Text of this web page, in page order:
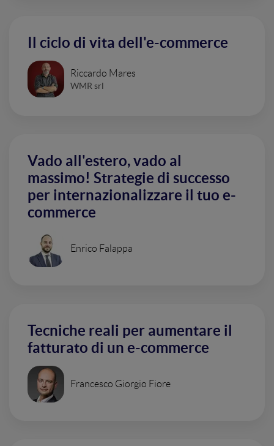
Il ciclo di vita dell'e-commerce
Riccardo Mares
WMR srl
Vado all'estero, vado al
massimo! Strategie di successo
per internazionalizzare il tuo e-
commerce
Enrico Falappa
Tecniche reali per aumentare il
fatturato di un e-commerce
Francesco Giorgio Fiore